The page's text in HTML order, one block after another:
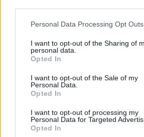
Please note that this website/app uses
not limited to your visit or usage
grant or deny consent to Google and its
use your data for below specified
consent section.
Personal Data Processing Opt Outs
I want to opt-out of the Sharing of
personal data.
Opted In
I want to opt-out of the Sale of my
Personal Data.
Opted In
I want to opt-out of processing my
Personal Data for Targeted
Opted In
megcáfolja a BM állítását,
Ezek után az alábbi levéllel
fogalmuk sincs róla, hogy mit
autójából, vagy vallják be, hogy a
adathordozókon, vagy azonnal